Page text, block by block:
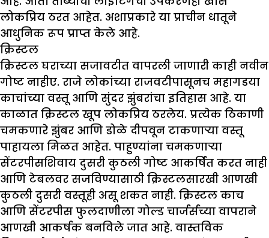
लोकप्रिय ठरत आहेत. अशाप्रकारे या प्राचीन धातूने
आधुनिक रूप प्राप्त केले आहे.
क्रिस्टल
क्रिस्टल घराच्या सजावटीत वापरली जाणारी काही नवीन
गोष्ट नाहीए. राजे लोकांच्या राजवटीपासूनच महागडया
काचांच्या वस्तू आणि सुंदर झुंबरांचा इतिहास आहे. या
काळात क्रिस्टल खूप लोकप्रिय ठरलेय. प्रत्येक ठिकाणी
चमकणारे झुंबर आणि डोळे दीपवून टाकणाऱ्या वस्तू
पाहायला मिळत आहेत. पाहुण्यांना चमकणाऱ्या
सेंटरपीसशिवाय दुसरी कुठली गोष्ट आकर्षित करत नाही
आणि टेबलवर सजविण्यासाठी क्रिस्टलसारखी आणखी
कुठली दुसरी वस्तूही असू शकत नाही. क्रिस्टल काच
आणि सेंटरपीस फुलदाणीला गोल्ड चार्जर्सच्या वापराने
आणखी आकर्षक बनविले जात आहे. वास्तविक